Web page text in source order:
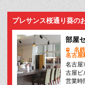
プレサンス桜通り葵の
部屋
名
名古屋
名古屋
古屋ビ
営業時